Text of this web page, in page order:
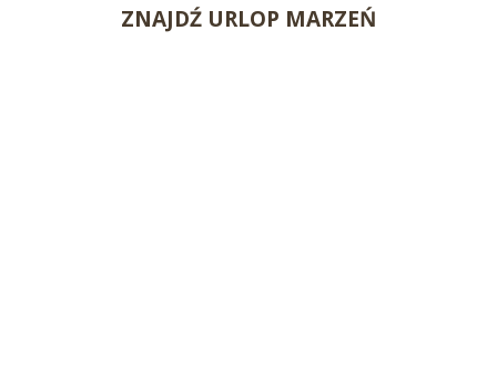
ZNAJDŹ URLOP MARZEŃ